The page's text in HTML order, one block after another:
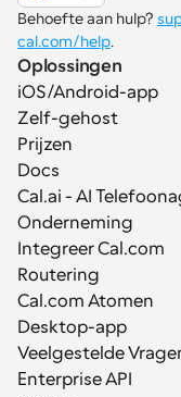
Behoefte aan hulp?
cal.com/help.
Oplossingen
iOS/Android-app
Zelf-gehost
Prijzen
Docs
Cal.ai - AI
Onderneming
Integreer Cal.com
Routering
Cal.com Atomen
Desktop-app
Veelgestelde
Enterprise API